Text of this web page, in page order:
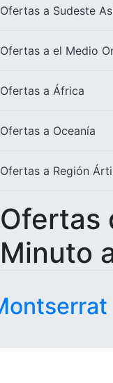
Ofertas a Sudeste
Ofertas a el Medio
Ofertas a África
Ofertas a Oceanía
Ofertas a Región
Ofertas
Minuto